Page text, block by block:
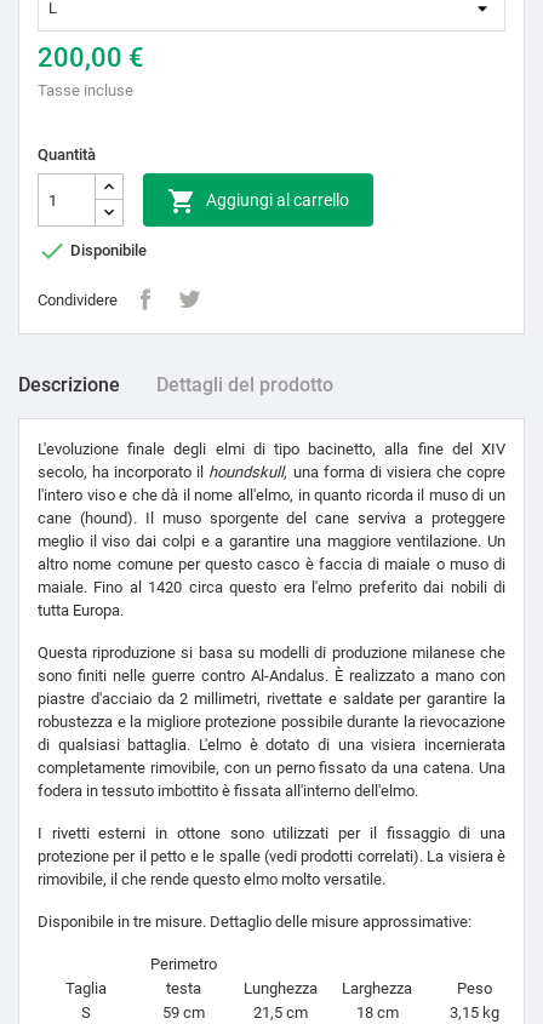
200,00 €
Tasse incluse
Quantità
 Aggiungi al carrello
 Disponibile
Condividere
Descrizione Dettagli del prodotto
L'evoluzione finale degli elmi di tipo bacinetto, alla fine del XIV
secolo, ha incorporato il houndskull, una forma di visiera che copre
l'intero viso e che dà il nome all'elmo, in quanto ricorda il muso di un
cane (hound). Il muso sporgente del cane serviva a proteggere
meglio il viso dai colpi e a garantire una maggiore ventilazione. Un
altro nome comune per questo casco è faccia di maiale o muso di
maiale. Fino al 1420 circa questo era l'elmo preferito dai nobili di
tutta Europa.
Questa riproduzione si basa su modelli di produzione milanese che
sono finiti nelle guerre contro Al-Andalus. È realizzato a mano con
piastre d'acciaio da 2 millimetri, rivettate e saldate per garantire la
robustezza e la migliore protezione possibile durante la rievocazione
di qualsiasi battaglia. L'elmo è dotato di una visiera incernierata
completamente rimovibile, con un perno fissato da una catena. Una
fodera in tessuto imbottito è fissata all'interno dell'elmo.
I rivetti esterni in ottone sono utilizzati per il fissaggio di una
protezione per il petto e le spalle (vedi prodotti correlati). La visiera è
rimovibile, il che rende questo elmo molto versatile.
Disponibile in tre misure. Dettaglio delle misure approssimative:
Perimetro
Taglia
testa Lunghezza Larghezza
Peso
S
59 cm 21,5 cm 18 cm 3,15 kg